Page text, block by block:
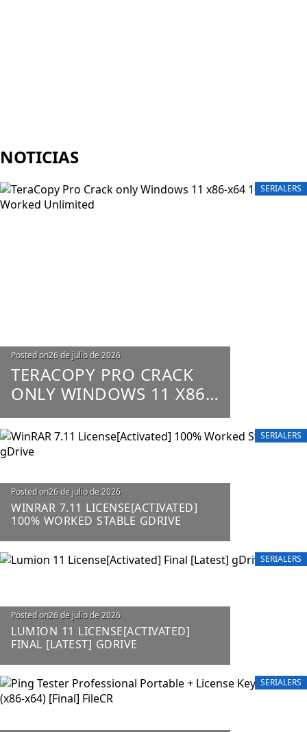
NOTICIAS
SERIALERS
Posted on26 de julio de 2026
TERACOPY PRO CRACK
ONLY WINDOWS 11 X86-
X64 100% WORKED
UNLIMITED
SERIALERS
Posted on26 de julio de 2026
WINRAR 7.11 LICENSE[ACTIVATED]
100% WORKED STABLE GDRIVE
SERIALERS
Posted on26 de julio de 2026
LUMION 11 LICENSE[ACTIVATED]
FINAL [LATEST] GDRIVE
SERIALERS